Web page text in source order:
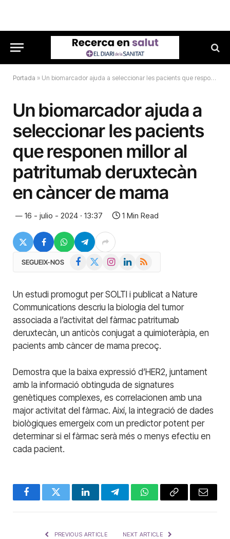
Portada » Un biomarcador ajuda a seleccionar les pacients que responen millor al patritumab deruxtecàn en càncer de mama
Un biomarcador ajuda a
seleccionar les pacients
que responen millor al
patritumab deruxtecàn
en càncer de mama
16 - julio - 2024 · 13:37 1 Min Read
SEGUEIX-NOS Facebook InstagramLinkedIn
RSS
Un estudi promogut per SOLTI i publicat a Nature
Communications descriu la biologia del tumor
associada a l’activitat del fàrmac patritumab
deruxtecàn, un anticòs conjugat a quimioteràpia, en
pacients amb càncer de mama precoç.
Demostra que la baixa expressió d’HER2, juntament
amb la informació obtinguda de signatures
genètiques complexes, es correlacionen amb una
major activitat del fàrmac. Així, la integració de dades
biològiques emergeix com un predictor potent per
determinar si el fàrmac serà més o menys efectiu en
cada pacient.
FacebookTwitter LinkedInTelegramWhatsAppCopy
Email
PREVIOUS ARTICLE NEXT ARTICLE